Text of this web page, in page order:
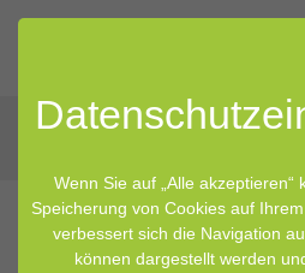
Wenn Sie auf „Alle akzeptieren“
Speicherung von Cookies auf
verbessert sich die Navigation
können dargestellt werden